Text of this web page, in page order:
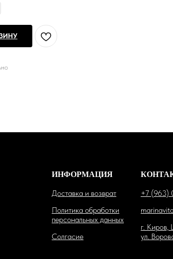
ИНФОРМАЦИЯ
Доставка и возврат
Политика обработки
персональных данных
Солгасие
+7 (963)
г.
ул.